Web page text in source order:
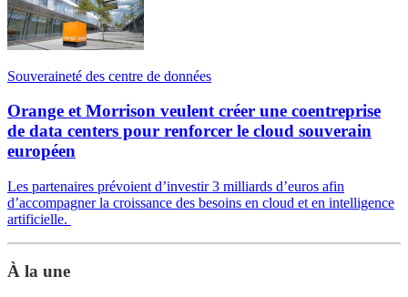
Souveraineté des centre de données
Orange et Morrison veulent créer une coentreprise
de data centers pour renforcer le cloud souverain
européen
Les partenaires prévoient d’investir 3 milliards d’euros afin
d’accompagner la croissance des besoins en cloud et en intelligence
artificielle.
À la une